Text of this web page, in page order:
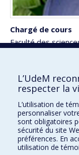
Chargé de cours
Faculté des
Faculté des
Pavillon Marie-Victorin
90, avenue Vincent-d'Indy
Montréal (Québec) H2V
L’UdeM
respecter la
L’utilisation de
personnaliser
sont obligatoires
sécurité du site
préférences. En
utilisation de